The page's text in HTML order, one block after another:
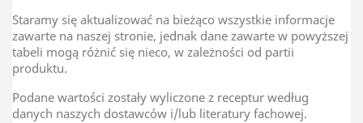
Staramy się aktualizować na bieżąco wszystkie informacje
zawarte na naszej stronie, jednak dane zawarte w powyższej
tabeli mogą różnić się nieco, w zależności od partii
produktu.
Podane wartości zostały wyliczone z receptur według
danych naszych dostawców i/lub literatury fachowej.